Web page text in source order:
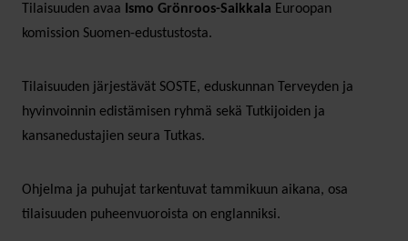
Tilaisuuden avaa Ismo Grönroos-Saikkala Euroopan
komission Suomen-edustustosta.
Tilaisuuden järjestävät SOSTE, eduskunnan Terveyden ja
hyvinvoinnin edistämisen ryhmä sekä Tutkijoiden ja
kansanedustajien seura Tutkas.
Ohjelma ja puhujat tarkentuvat tammikuun aikana, osa
tilaisuuden puheenvuoroista on englanniksi.